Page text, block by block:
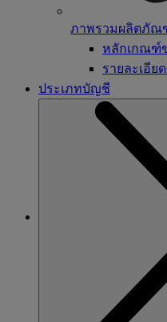
ภาพรวมผลิตภัณ
หลักเกณฑ์ข
รายละเอี
ประเภทบัญชี